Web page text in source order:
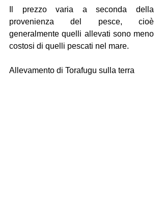
Il prezzo varia a seconda della
provenienza del pesce, cioè
generalmente quelli allevati sono meno
costosi di quelli pescati nel mare.
Allevamento di Torafugu sulla terra